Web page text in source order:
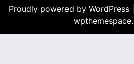
Proudly powered by WordPress